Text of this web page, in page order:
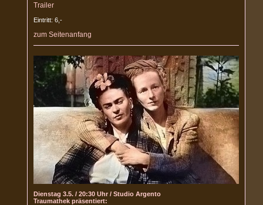
Trailer
Eintritt: 6,-
zum Seitenanfang
Dienstag 3.5. / 20:30 Uhr / Studio Argento
Traumathek präsentiert: